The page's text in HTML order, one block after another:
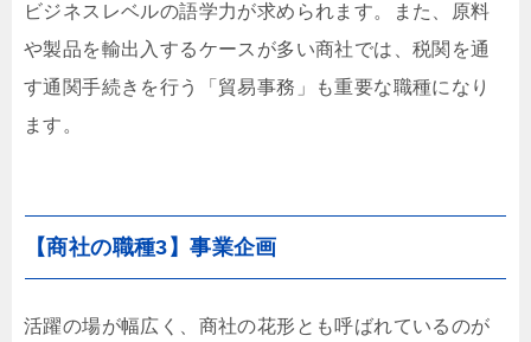
ビジネスレベルの語学力が求められます。また、原料
や製品を輸出入するケースが多い商社では、税関を通
す通関手続きを行う「貿易事務」も重要な職種になり
ます。
【商社の職種3】事業企画
活躍の場が幅広く、商社の花形とも呼ばれているのが